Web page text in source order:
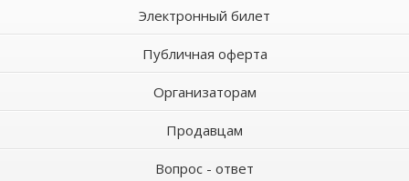
Электронный билет
Публичная оферта
Организаторам
Продавцам
Вопрос - ответ